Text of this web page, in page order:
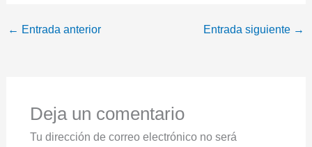
← Entrada anterior Entrada siguiente →
Deja un comentario
Tu dirección de correo electrónico no será